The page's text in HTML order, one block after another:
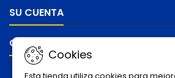
SU CUENTA
CONTACTO
Cookies
BOLETÍN